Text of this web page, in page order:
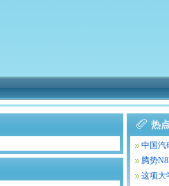
热
中国汽
腾势
这项大